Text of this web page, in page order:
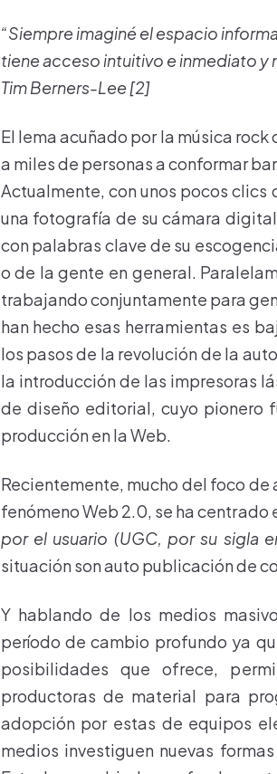
“Siempre imaginé el espacio
tiene acceso intuitivo e inmediato y
Tim Berners-Lee [2]
El lema acuñado por la música
a miles de personas a conformar
Actualmente, con unos pocos clics
una fotografía de su cámara
con palabras clave de su
o de la gente en general.
trabajando conjuntamente para
han hecho esas herramientas es
los pasos de la revolución de la
la introducción de las impresoras
de diseño editorial, cuyo pionero
producción en la Web.
Recientemente, mucho del foco
fenómeno Web 2.0, se ha centrado
por el usuario (UGC, por su sigla
situación son auto publicación de
Y hablando de los medios
período de cambio profundo ya
posibilidades que ofrece,
productoras de material para
adopción por estas de equipos
medios investiguen nuevas